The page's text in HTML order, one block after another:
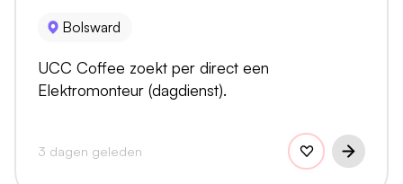
Bolsward
UCC Coffee zoekt per direct een
Elektromonteur (dagdienst).
3 dagen geleden